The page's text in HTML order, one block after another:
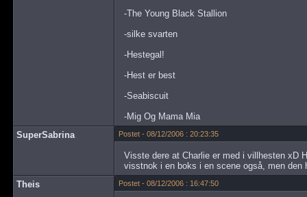
-The Young Black Stallion
-silke svarten
-Hestegal!
-Hest er best
-Seabiscuit
-Mig Og Mama Mia
SuperSabrina
Postet - 08/12/2006 : 20:23:35
Visste dere at Charlie er med i villhesten xD
visstnok i en boks i en scene også, men den
Theis
Postet - 08/12/2006 : 16:47:50